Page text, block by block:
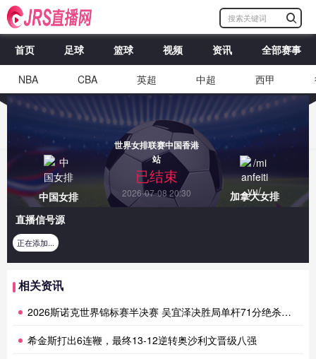
首页 足球 篮球 视频 资讯 全部赛事
NBA CBA 英超 中超 西甲
中国女排
世界女排联赛中国香港
站
已结束
2026-07-08 20:30
加拿大女排
直播信号源
正在添加...
相关资讯
2026斯诺克世界锦标赛半决赛 吴宜泽决胜局单杆71分绝杀马克-艾伦
希金斯打出6连鞭，最终13-12逆转奥沙利文晋级八强